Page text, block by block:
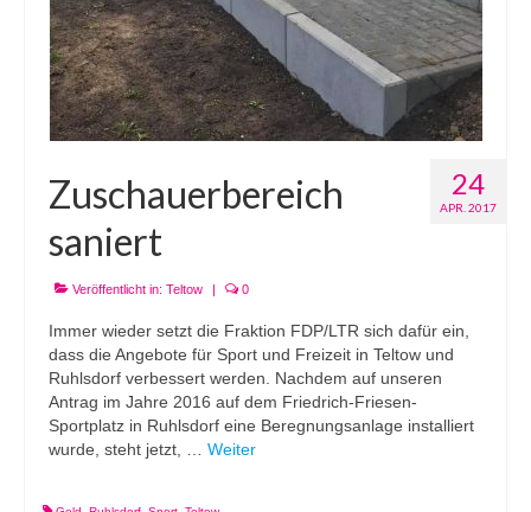
24
APR. 2017
Zuschauerbereich
saniert
Veröffentlicht in: Teltow | 0
Immer wieder setzt die Fraktion FDP/LTR sich dafür ein,
dass die Angebote für Sport und Freizeit in Teltow und
Ruhlsdorf verbessert werden. Nachdem auf unseren
Antrag im Jahre 2016 auf dem Friedrich-Friesen-
Sportplatz in Ruhlsdorf eine Beregnungsanlage installiert
wurde, steht jetzt, … Weiter